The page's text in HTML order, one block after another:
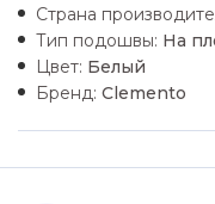
Страна
Тип подошвы: На
Цвет: Белый
Бренд: Clemento